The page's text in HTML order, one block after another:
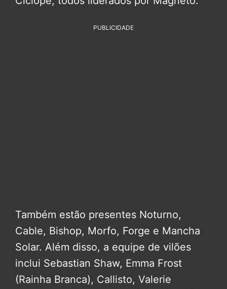
PUBLICIDADE
Também estão presentes Noturno,
Cable, Bishop, Morfo, Forge e Mancha
Solar. Além disso, a equipe de vilões
inclui Sebastian Shaw, Emma Frost
(Rainha Branca), Callisto, Valerie